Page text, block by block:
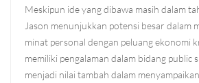
Meskipun ide yang dibawa masih dalam
Jason menunjukkan potensi besar dalam
minat personal dengan peluang ekonomi
memiliki pengalaman dalam bidang public
menjadi nilai tambah dalam